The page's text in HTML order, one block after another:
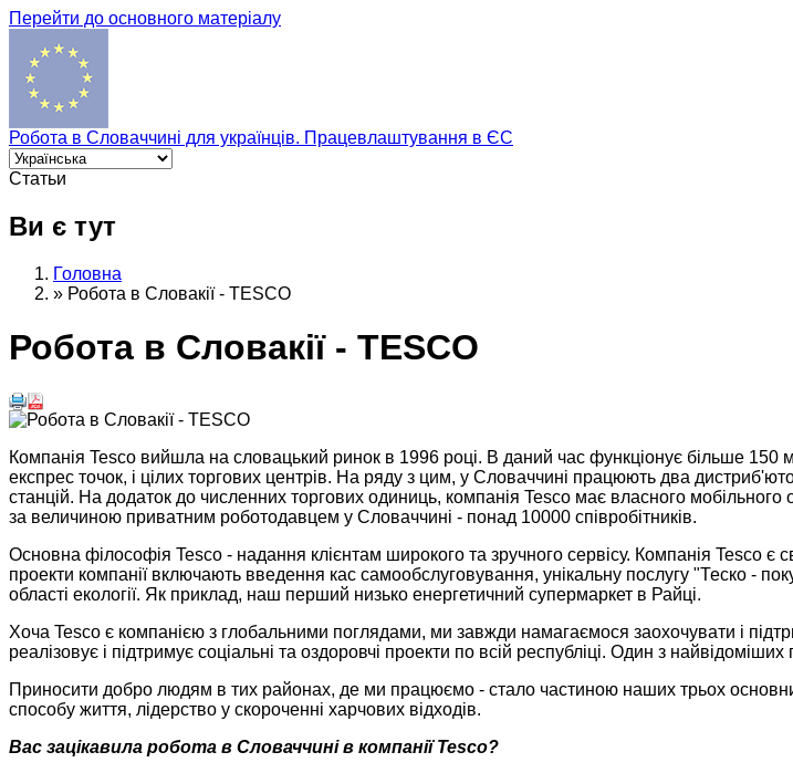
Перейти до основного матеріалу
Робота в Словаччині для українців. Працевлаштування в ЄС
Статьи
Ви є тут
Головна
» Робота в Словакії - TESCO
Робота в Словакії - TESCO
Компанія Tesco вийшла на словацький ринок в 1996 році. В даний час функціонує більше 150
експрес точок, і цілих торгових центрів. На ряду з цим, у Словаччині працюють два
станцій. На додаток до численних торгових одиниць, компанія Tesco має власного
за величиною приватним роботодавцем у Словаччині - понад 10000 співробітників.
Основна філософія Tesco - надання клієнтам широкого та зручного сервісу. Компанія Tesco є
проекти компанії включають введення кас самообслуговування, унікальну послугу "Теско -
області екології. Як приклад, наш перший низько енергетичний супермаркет в Райці.
Хоча Tesco є компанією з глобальними поглядами, ми завжди намагаємося заохочувати і
реалізовує і підтримує соціальні та оздоровчі проекти по всій республіці. Один з
Приносити добро людям в тих районах, де ми працюємо - стало частиною наших трьох
способу життя, лідерство у скороченні харчових відходів.
Вас зацікавила робота в Словаччині в компанії Tesco?